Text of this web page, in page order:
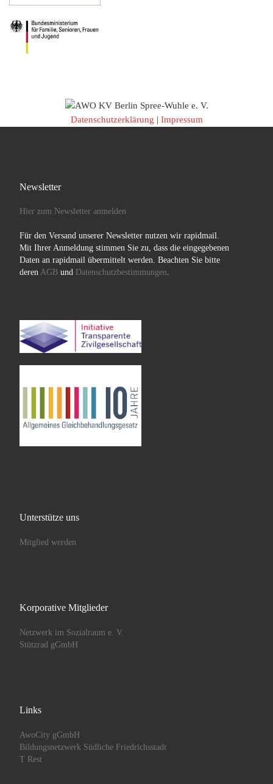
Datenschutzerklärung | Impressum
Newsletter
Hier zum Newsletter anmelden
Für den Versand unserer Newsletter nutzen wir rapidmail.
Mit Ihrer Anmeldung stimmen Sie zu, dass die eingegebenen
Daten an rapidmail übermittelt werden. Beachten Sie bitte
deren AGBund Datenschutzbestimmungen.
Unterstütze uns
Mitglied werden
Korporative Mitglieder
Netzwerk im Sozialraum e. V.
Stützrad gGmbH
Links
AwoCity gGmbH
Bildungsnetzwerk Südliche Friedrichsstadt
T Rest